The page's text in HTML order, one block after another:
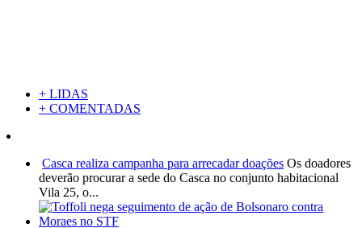
+ LIDAS
+ COMENTADAS
Casca realiza campanha para arrecadar doações Os doadores
deverão procurar a sede do Casca no conjunto habitacional
Vila 25, o...